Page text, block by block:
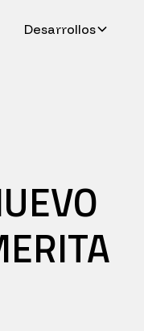
Desarrollos